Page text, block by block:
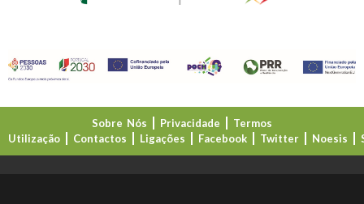
Sobre Nós Privacidade
Termos
Utilização
Contactos Ligações Facebook Twitter Noesis